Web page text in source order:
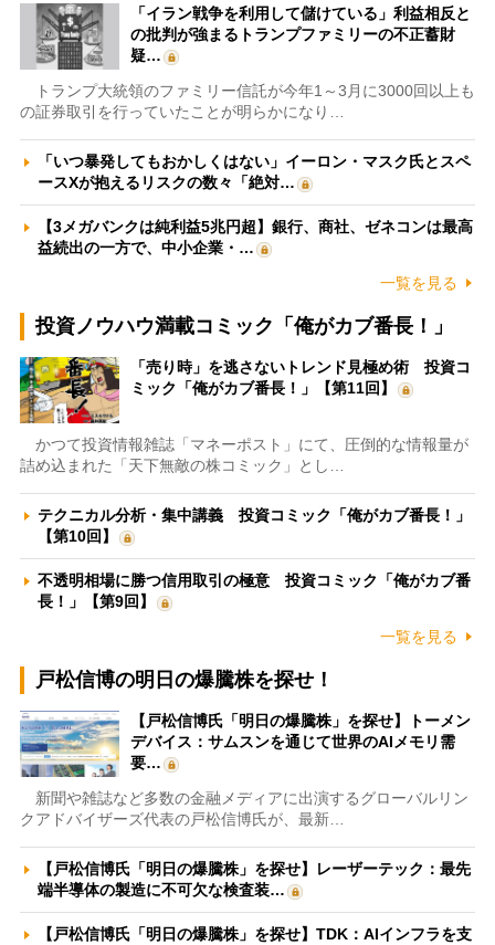
「イラン戦争を利用して儲けている」利益相反と
の批判が強まるトランプファミリーの不正蓄財
疑…
トランプ大統領のファミリー信託が今年1～3月に3000回以上も
の証券取引を行っていたことが明らかになり…
「いつ暴発してもおかしくはない」イーロン・マスク氏とスペ
ースXが抱えるリスクの数々「絶対…
【3メガバンクは純利益5兆円超】銀行、商社、ゼネコンは最高
益続出の一方で、中小企業・…
一覧を見る
投資ノウハウ満載コミック「俺がカブ番長！」
「売り時」を逃さないトレンド見極め術 投資コ
ミック「俺がカブ番長！」【第11回】
かつて投資情報雑誌「マネーポスト」にて、圧倒的な情報量が
詰め込まれた「天下無敵の株コミック」とし…
テクニカル分析・集中講義 投資コミック「俺がカブ番長！」
【第10回】
不透明相場に勝つ信用取引の極意 投資コミック「俺がカブ番
長！」【第9回】
一覧を見る
戸松信博の明日の爆騰株を探せ！
【戸松信博氏「明日の爆騰株」を探せ】トーメン
デバイス：サムスンを通じて世界のAIメモリ需
要…
新聞や雑誌など多数の金融メディアに出演するグローバルリン
クアドバイザーズ代表の戸松信博氏が、最新…
【戸松信博氏「明日の爆騰株」を探せ】レーザーテック：最先
端半導体の製造に不可欠な検査装…
【戸松信博氏「明日の爆騰株」を探せ】TDK：AIインフラを支